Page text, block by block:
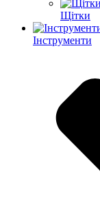
Щітки
Інструменти